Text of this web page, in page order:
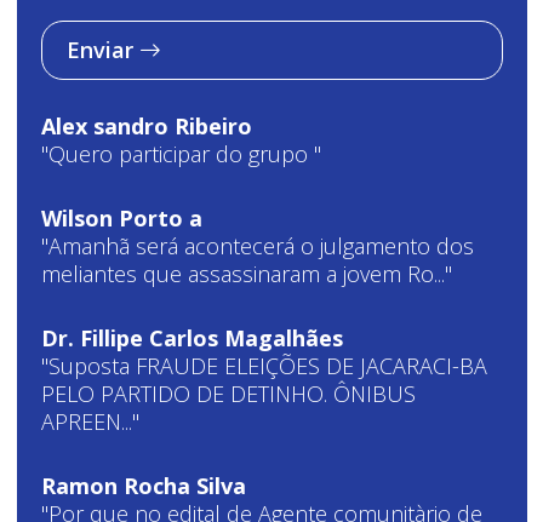
Enviar
Alex sandro Ribeiro
"Quero participar do grupo "
Wilson Porto a
"Amanhã será acontecerá o julgamento dos
meliantes que assassinaram a jovem Ro..."
Dr. Fillipe Carlos Magalhães
"Suposta FRAUDE ELEIÇÕES DE JACARACI-BA
PELO PARTIDO DE DETINHO. ÔNIBUS
APREEN..."
Ramon Rocha Silva
"Por que no edital de Agente comunitàrio de